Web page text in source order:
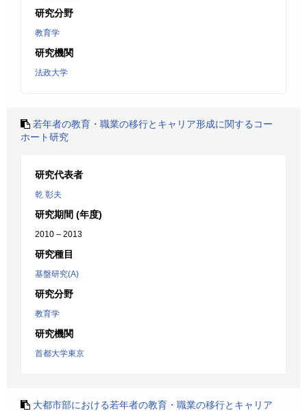
研究分野
教育学
研究機関
法政大学
若年者の教育・職業の移行とキャリア形成に関するコー
ホート研究
研究代表者
乾 彰夫
研究期間 (年度)
2010 – 2013
研究種目
基盤研究(A)
研究分野
教育学
研究機関
首都大学東京
大都市部における若年者の教育・職業の移行とキャリア